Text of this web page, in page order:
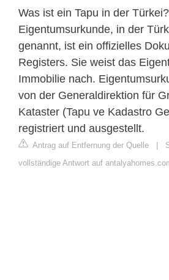
Was ist ein Tapu in der
Eigentumsurkunde, in der
genannt, ist ein offizielles
Registers. Sie weist das
Immobilie nach.
von der Generaldirektion für
Kataster (Tapu ve Kadastro
registriert und ausgestellt.
Antrag auf Entfernung der Quelle |
vollständige Antwort auf